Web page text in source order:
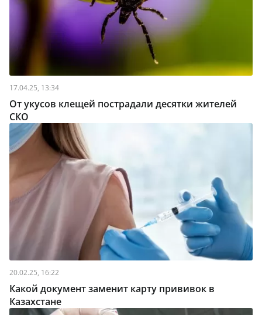
17.04.25, 13:34
От укусов клещей пострадали десятки жителей
СКО
20.02.25, 16:22
Какой документ заменит карту прививок в
Казахстане